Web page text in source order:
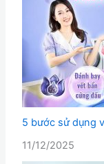
5 bước sử dụng
11/12/2025